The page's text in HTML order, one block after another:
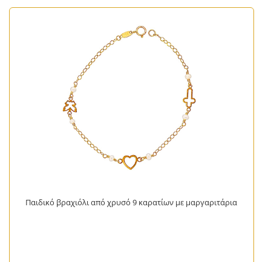
Παιδικό βραχιόλι από χρυσό 9 καρατίων με μαργαριτάρια